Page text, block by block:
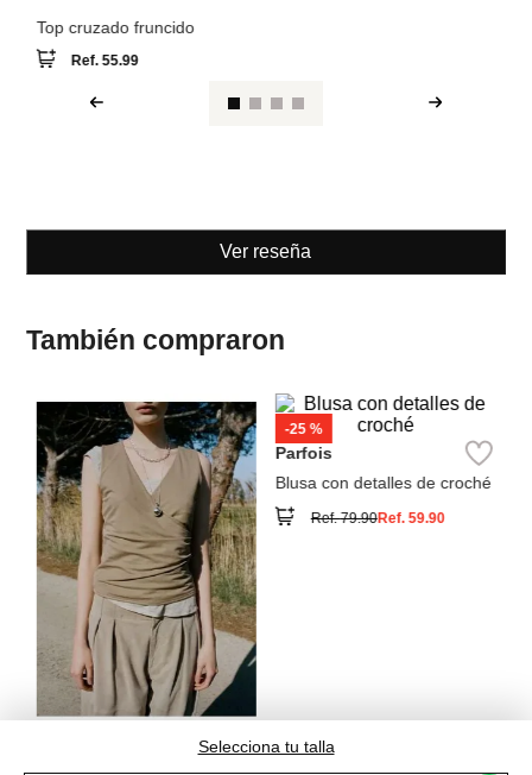
Selecciona tu talla
También compraron
MNG
Top cruzado fruncido
Ref.55.99
Blusa con detalles de croché
Ref. 79.90Ref.59.90